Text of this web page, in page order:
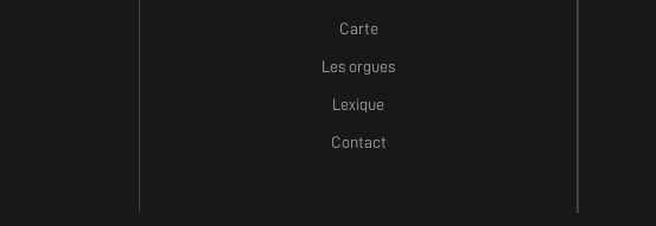
Carte
Les orgues
Lexique
Contact